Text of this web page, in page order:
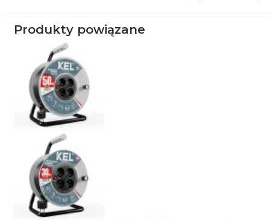
Produkty powiązane